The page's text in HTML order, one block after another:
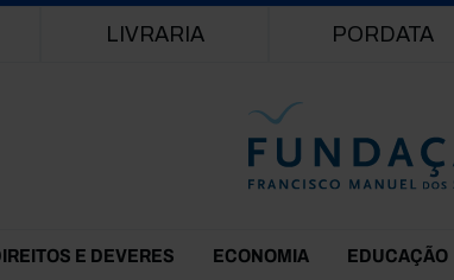
LIVRARIA PORDATA
E DEVERES ECONOMIA EDUCAÇÃO